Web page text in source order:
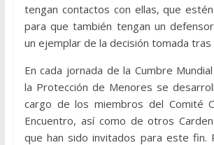
tengan contactos con ellas, que
para que también tengan un
un ejemplar de la decisión tomada tras
En cada jornada de la Cumbre
la Protección de Menores se
cargo de los miembros del Comité
Encuentro, así como de otros
que han sido invitados para este fin.